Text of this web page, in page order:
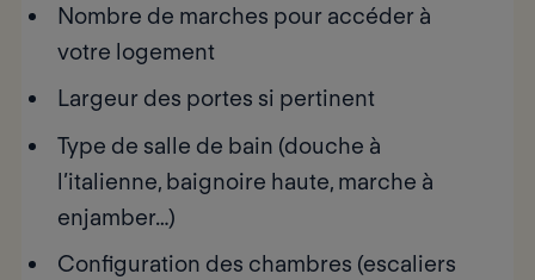
Nombre de marches pour accéder à
votre logement
Largeur des portes si pertinent
Type de salle de bain (douche à
l’italienne, baignoire haute, marche à
enjamber…)
Configuration des chambres (escaliers